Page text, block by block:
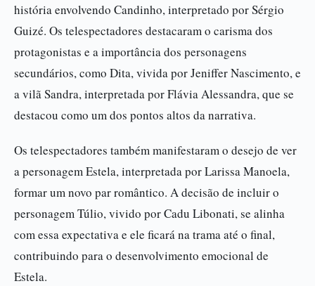
história envolvendo Candinho, interpretado por Sérgio
Guizé. Os telespectadores destacaram o carisma dos
protagonistas e a importância dos personagens
secundários, como Dita, vivida por Jeniffer Nascimento, e
a vilã Sandra, interpretada por Flávia Alessandra, que se
destacou como um dos pontos altos da narrativa.
Os telespectadores também manifestaram o desejo de ver
a personagem Estela, interpretada por Larissa Manoela,
formar um novo par romântico. A decisão de incluir o
personagem Túlio, vivido por Cadu Libonati, se alinha
com essa expectativa e ele ficará na trama até o final,
contribuindo para o desenvolvimento emocional de
Estela.